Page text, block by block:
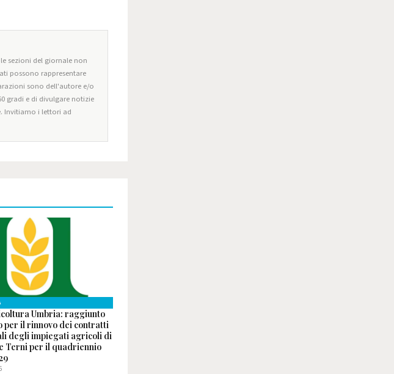
sezioni del giornale non
possono rappresentare
sono dell'autore e/o
gradi e di divulgare notizie
Invitiamo i lettori ad
Umbria: raggiunto
per il rinnovo dei contratti
degli impiegati agricoli di
Terni per il quadriennio